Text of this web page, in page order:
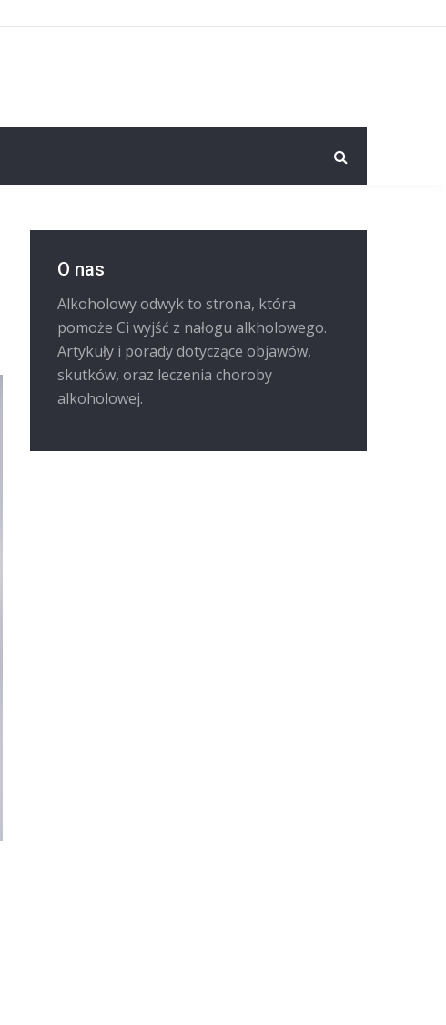
O nas
Alkoholowy odwyk to strona, która
pomoże Ci wyjść z nałogu alkholowego.
Artykuły i porady dotyczące objawów,
skutków, oraz leczenia choroby
alkoholowej.